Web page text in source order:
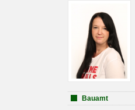
Bauamt